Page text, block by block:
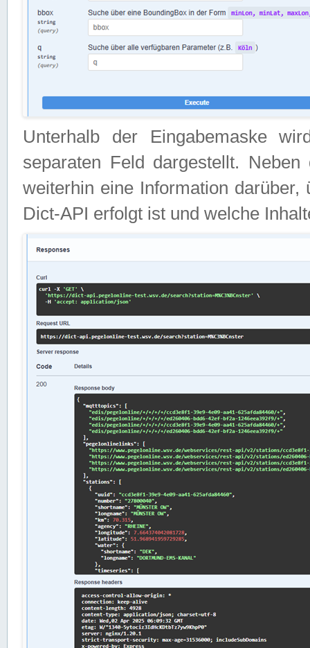
Unterhalb der Eingabemaske
separaten Feld dargestellt.
weiterhin eine Information
Dict-API erfolgt ist und welche